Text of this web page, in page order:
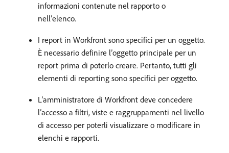
informazioni contenute nel rapporto o
nell’elenco.
I report in Workfront sono specifici per un oggetto.
È necessario definire l’oggetto principale per un
report prima di poterlo creare. Pertanto, tutti gli
elementi di reporting sono specifici per oggetto.
L’amministratore di Workfront deve concedere
l’accesso a filtri, viste e raggruppamenti nel livello
di accesso per poterli visualizzare o modificare in
elenchi e rapporti.